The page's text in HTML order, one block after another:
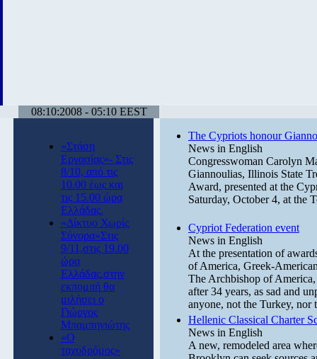
08:10:2008 - 05:10 EEST
«Στάση
Εργασίας»- Στις
8/10, από τις
10.00 έως και
τις 15.00 ώρα
Ελλάδας.
«Δίκτυο Χωρίς
Σύνορα»Στις
9/11,στις 19.00
ώρα
Ελλάδας,στην
εκπομπή θα
μιλήσει ο
Γιώργος
Μπαμπηνιώτης
«Ο
ταχυδρόμος»
The Cypriots honour
News in English
Congresswoman Carolyn
Giannoulias, Illinois State
Award, presented at the
Saturday, October 4, at the
Cypriot Federation event
News in English
At the presentation of
of America, Greek-
The Archbishop of
after 34 years, as sad and
anyone, not the Turkey, nor
Hellenic Classical Charter
News in English
A new, remodeled area